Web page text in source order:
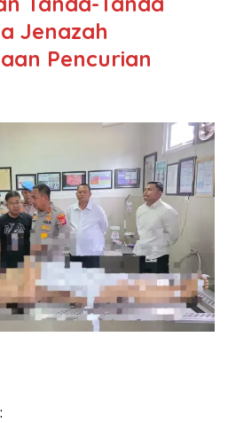
Jenazah
Pencurian